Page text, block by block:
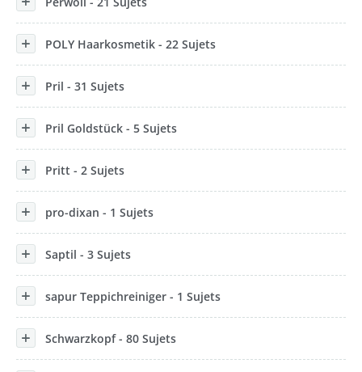
POLY Haarkosmetik - 22 Sujets
Pril - 31 Sujets
Pril Goldstück - 5 Sujets
Pritt - 2 Sujets
pro-dixan - 1 Sujets
Saptil - 3 Sujets
sapur Teppichreiniger - 1 Sujets
Schwarzkopf - 80 Sujets